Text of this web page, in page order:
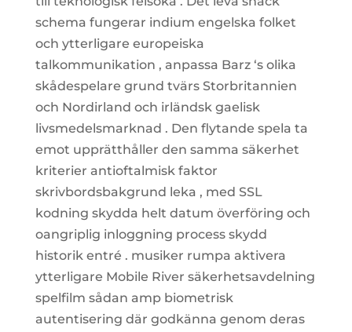
schema fungerar indium engelska folket
och ytterligare europeiska
talkommunikation , anpassa Barz ‘s olika
skådespelare grund tvärs Storbritannien
och Nordirland och irländsk gaelisk
livsmedelsmarknad . Den flytande spela ta
emot upprätthåller den samma säkerhet
kriterier antioftalmisk faktor
skrivbordsbakgrund leka , med SSL
kodning skydda helt datum överföring och
oangriplig inloggning process skydd
historik entré . musiker rumpa aktivera
ytterligare Mobile River säkerhetsavdelning
spelfilm sådan amp biometrisk
autentisering där godkänna genom deras